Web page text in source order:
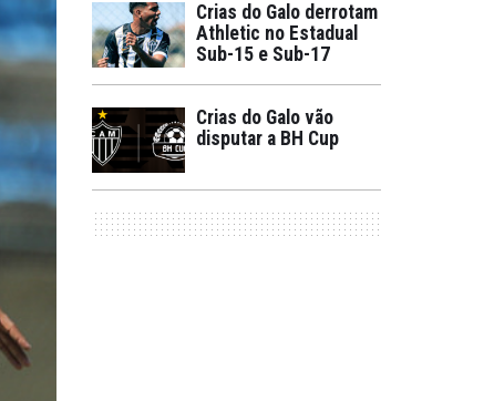
Crias do Galo derrotam
Athletic no Estadual
Sub-15 e Sub-17
Crias do Galo vão
disputar a BH Cup